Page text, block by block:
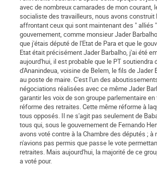
avec de nombreux camarades de mon courant,
socialiste des travailleurs, nous avons construit
affrontant ceux qui sont maintenant des " alliés
gouvernement, comme monsieur Jader
que j'étais député de l'Etat de Para et que le
Etat était précisément Jader Barbalho, j'ai été
aujourd'hui, il est probable que le PT soutiendra
d'Ananindeua, voisine de Belem, le fils de Jader
au poste de maire. C'est l'un des
négociations réalisées avec ce même Jader
garantir les voix de son groupe parlementaire
réforme des retraites. Cette même réforme à
tous opposés. Il ne s'agit pas seulement de
tous qui, sous le gouvernement de Fernando
avons voté contre à la Chambre des députés ; à
n'avions pas permis que passe le vote
retraites. Mais aujourd'hui, la majorité de ce
a voté pour.